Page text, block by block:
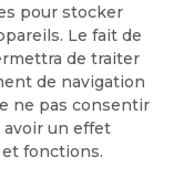
pour stocker
Le fait de
de traiter
de navigation
ne pas consentir
un effet
fonctions.